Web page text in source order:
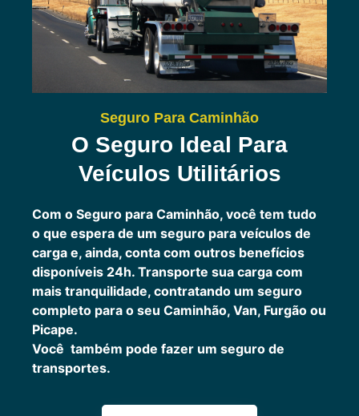
Seguro Para Caminhão
O Seguro Ideal Para
Veículos Utilitários
Com o Seguro para Caminhão, você tem tudo
o que espera de um seguro para veículos de
carga e, ainda, conta com outros benefícios
disponíveis 24h. Transporte sua carga com
mais tranquilidade, contratando um seguro
completo para o seu Caminhão, Van, Furgão ou
Picape.
Você também pode fazer um seguro de
transportes.